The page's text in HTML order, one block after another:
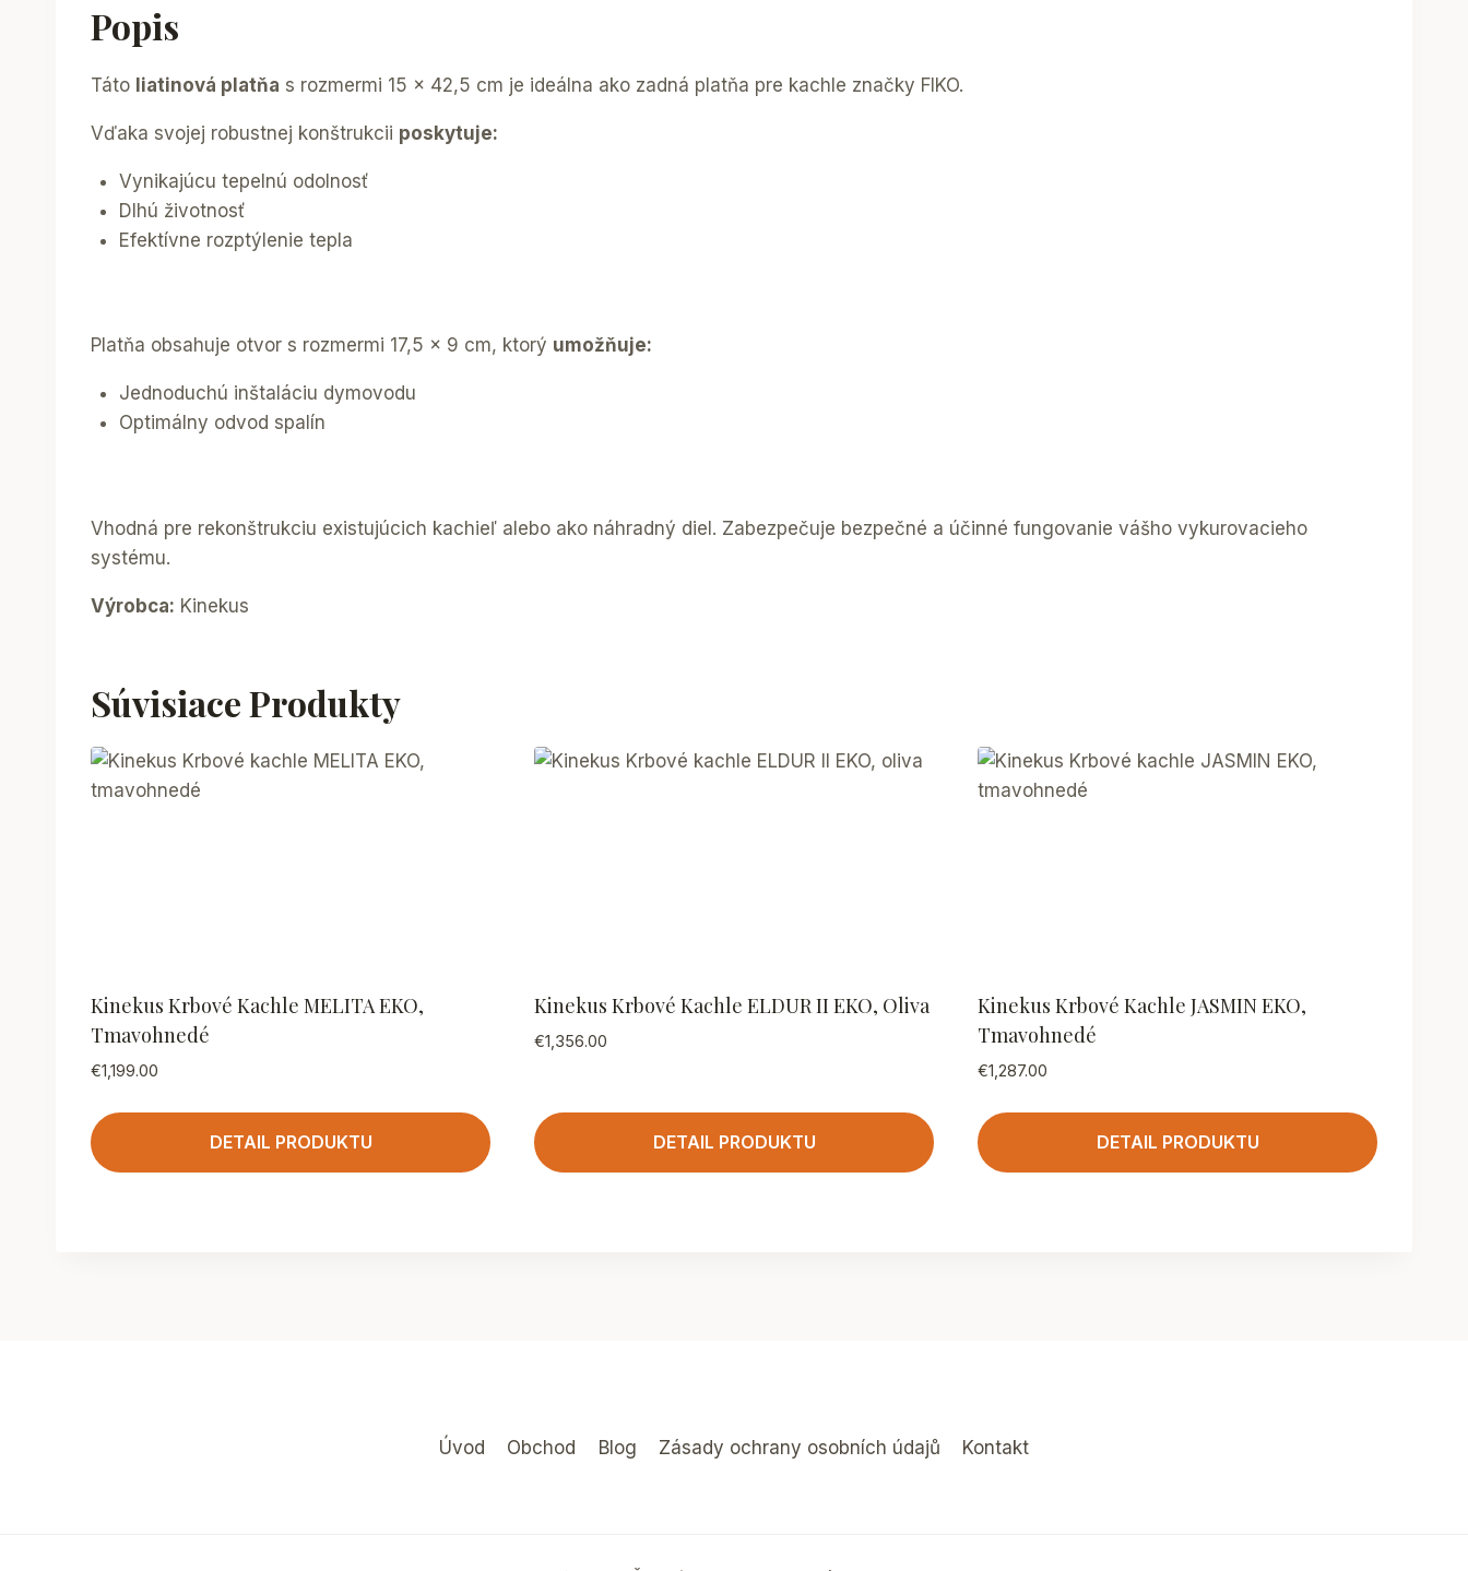
Popis
Táto liatinová platňa s rozmermi 15 x 42,5 cm je ideálna ako zadná platňa pre kachle značky FIKO.
Vďaka svojej robustnej konštrukcii poskytuje:
Vynikajúcu tepelnú odolnosť
Dlhú životnosť
Efektívne rozptýlenie tepla
Platňa obsahuje otvor s rozmermi 17,5 x 9 cm, ktorý umožňuje:
Jednoduchú inštaláciu dymovodu
Optimálny odvod spalín
Vhodná pre rekonštrukciu existujúcich kachieľ alebo ako náhradný diel. Zabezpečuje bezpečné a účinné fungovanie vášho vykurovacieho
systému.
Výrobca: Kinekus
Súvisiace Produkty
Kinekus Krbové Kachle MELITA EKO,
Tmavohnedé
€1,199.00
DETAIL PRODUKTU
Kinekus Krbové Kachle ELDUR II EKO, Oliva
€1,356.00
DETAIL PRODUKTU
Kinekus Krbové Kachle JASMIN EKO,
Tmavohnedé
€1,287.00
DETAIL PRODUKTU
Úvod Obchod Blog Zásady ochrany osobních údajů Kontakt